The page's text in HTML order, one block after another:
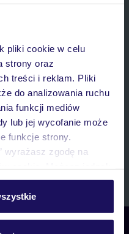
pliki cookie w celu
strony oraz
treści i reklam. Pliki
do analizowania ruchu
funkcji mediów
lub jej wycofanie może
funkcje strony.
wyrażasz zgodę na
w zakładkę
cookie znajdziesz
danych osobowych przez TUI
Sp. z o.o. w celach
celu wskazanym w„Informacji o
, poprzez elektroniczną formę
tzw. automatycznych
z nami